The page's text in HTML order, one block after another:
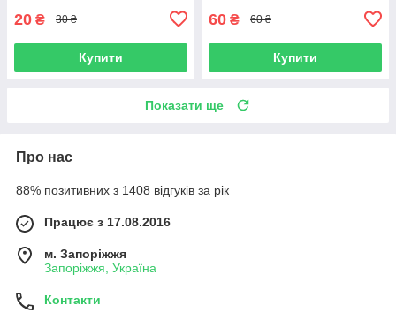
20 ₴ 30 ₴
Купити
60 ₴ 60 ₴
Купити
Показати ще
Про нас
88% позитивних з 1408 відгуків за рік
Працює з 17.08.2016
м. Запоріжжя
Запоріжжя, Україна
Контакти